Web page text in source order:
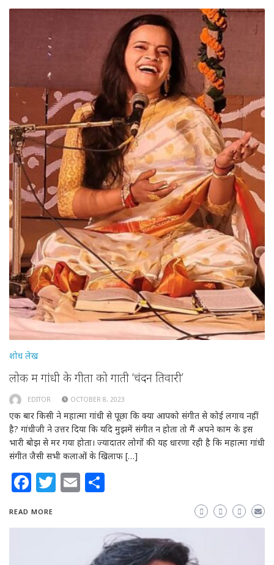
शोध लेख
लोक में गांधी के गीतों को गाती ‘चंदन तिवारी’
EDITOR OCTOBER 8, 2023
एक बार किसी ने महात्मा गांधी से पूछा कि क्या आपको संगीत से कोई लगाव नहीं
है? गांधीजी ने उत्तर दिया कि यदि मुझमें संगीत न होता तो मैं अपने काम के इस
भारी बोझ से मर गया होता। ज्यादातर लोगों की यह धारणा रही है कि महात्मा गांधी
संगीत जैसी सभी कलाओं के खिलाफ […]
Facebook
Twitter
Email
READ MORE